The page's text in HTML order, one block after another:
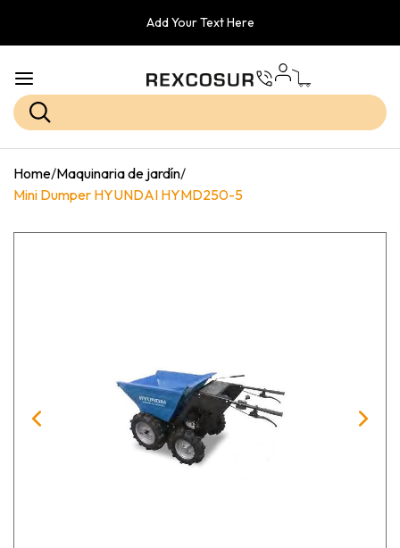
Add Your Text Here
Home/Maquinaria de jardín/
Mini Dumper HYUNDAI HYMD250-5